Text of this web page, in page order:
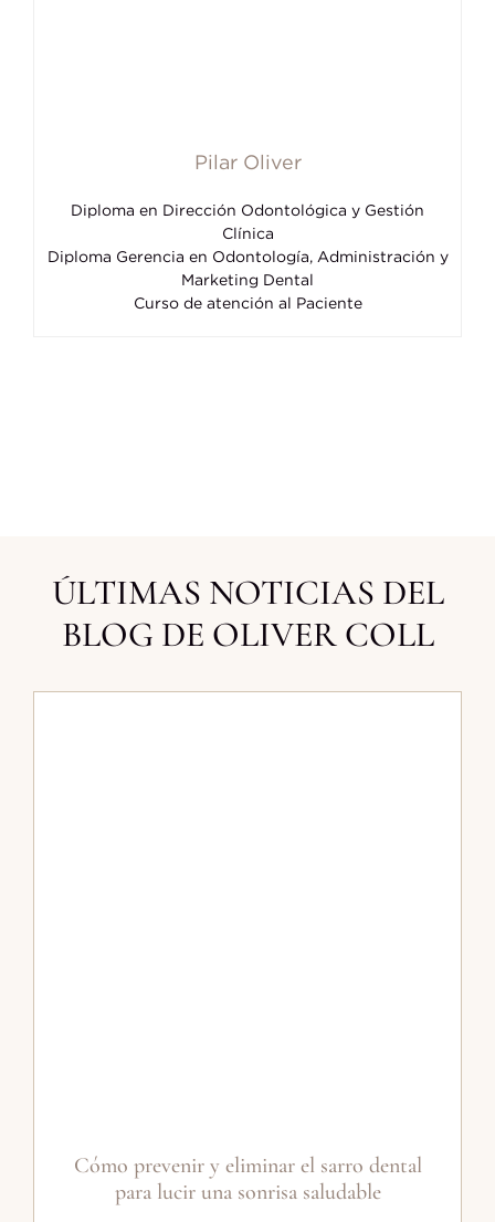
Pilar Oliver
Diploma en Dirección Odontológica y Gestión
Clínica
Diploma Gerencia en Odontología, Administración y
Marketing Dental
Curso de atención al Paciente
ÚLTIMAS NOTICIAS DEL
BLOG DE OLIVER COLL
Cómo prevenir y eliminar el sarro dental
para lucir una sonrisa saludable